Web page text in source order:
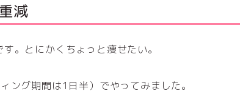
減
。とにかくちょっと痩せたい。
ング期間は1日半）でやってみました。